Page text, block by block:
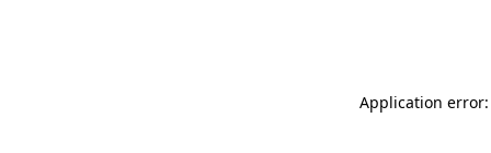
Application